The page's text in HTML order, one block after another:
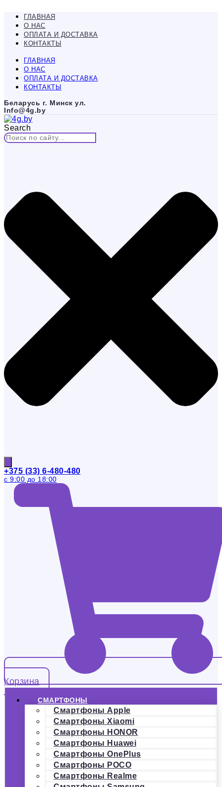
содержимому
ГЛАВНАЯ
О НАС
ОПЛАТА И ДОСТАВКА
КОНТАКТЫ
ГЛАВНАЯ
О НАС
ОПЛАТА И ДОСТАВКА
КОНТАКТЫ
Беларусь г. Минск ул.
Info@4g.by
Search
+375 (33) 6-480-480
с 9:00 до 18:00
Корзина
СМАРТФОНЫ
Смартфоны Apple
Смартфоны Xiaomi
Смартфоны HONOR
Смартфоны Huawei
Смартфоны OnePlus
Смартфоны POCO
Смартфоны Realme